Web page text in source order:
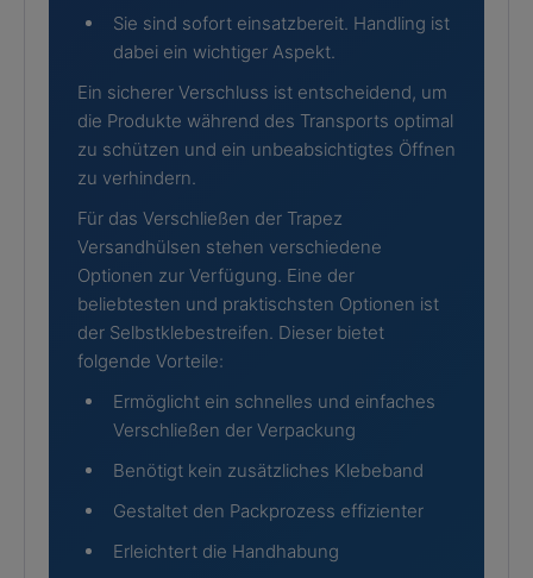
Sie sind sofort einsatzbereit. Handling ist
dabei ein wichtiger Aspekt.
Ein sicherer Verschluss ist entscheidend, um
die Produkte während des Transports optimal
zu schützen und ein unbeabsichtigtes Öffnen
zu verhindern.
Für das Verschließen der Trapez
Versandhülsen stehen verschiedene
Optionen zur Verfügung. Eine der
beliebtesten und praktischsten Optionen ist
der Selbstklebestreifen. Dieser bietet
folgende Vorteile:
Ermöglicht ein schnelles und einfaches
Verschließen der Verpackung
Benötigt kein zusätzliches Klebeband
Gestaltet den Packprozess effizienter
Erleichtert die Handhabung